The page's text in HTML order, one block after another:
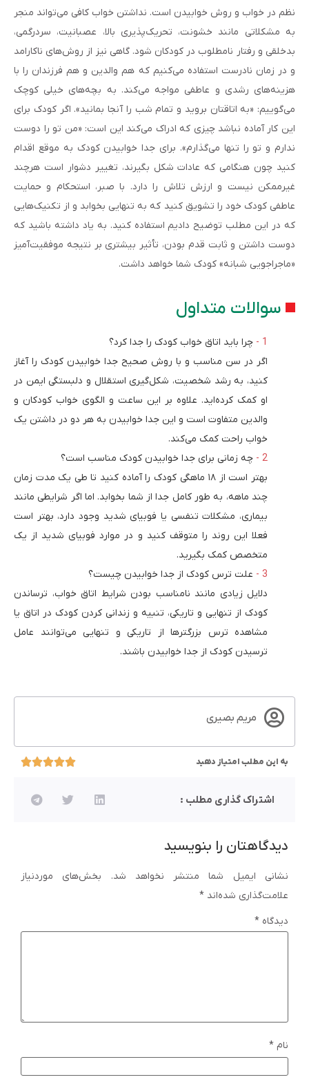
نظم در خواب و روش خوابیدن است. نداشتن خواب کافی می‌تواند منجر
به مشکلاتی مانند خشونت، تحریک‌پذیری بالا، عصبانیت، سردرگمی،
بدخلقی و رفتار نامطلوب در کودکان شود. گاهی نیز از روش‌های ناکارامد
و در زمان نادرست استفاده می‌کنیم که هم والدین و هم فرزندان را با
هزینه‌های رشدی و عاطفی مواجه می‌کند. به بچه‌های خیلی کوچک
می‌گوییم: «به اتاقتان بروید و تمام شب را آنجا بمانید». اگر کودک برای
این کار آماده نباشد چیزی که ادراک می‌کند این است: «من تو را دوست
ندارم و تو را تنها می‌گذارم». برای جدا خوابیدن کودک به موقع اقدام
کنید چون هنگامی که عادات شکل بگیرند، تغییر دشوار است هرچند
غیرممکن نیست و ارزش تلاش را دارد. با صبر، استحکام و حمایت
عاطفی کودک خود را تشویق کنید که به تنهایی بخوابد و از تکنیک‌هایی
که در این مطلب توضیح دادیم استفاده کنید. به یاد داشته باشید که
دوست داشتن و ثابت قدم بودن، تأثیر بیشتری بر نتیجه موفقیت‌آمیز
«ماجراجویی شبانه» کودک شما خواهد داشت.
سوالات متداول
چرا باید اتاق خواب کودک را جدا کرد؟
اگر در سن مناسب و با روش صحیح جدا خوابیدن کودک را آغاز
کنید، به رشد شخصیت، شکل‌گیری استقلال و دلبستگی ایمن در
او کمک کرده‌اید. علاوه بر این ساعت و الگوی خواب کودکان و
والدین متفاوت است و این جدا خوابیدن به هر دو در داشتن یک
خواب راحت کمک می‌کند.
چه زمانی برای جدا خوابیدن کودک مناسب است؟
بهتر است از ۱۸ ماهگی کودک را آماده کنید تا طی یک مدت زمان
چند ماهه، به طور کامل جدا از شما بخوابد. اما اگر شرایطی مانند
بیماری، مشکلات تنفسی یا فوبیای شدید وجود دارد، بهتر است
فعلا این روند را متوقف کنید و در موارد فوبیای شدید از یک
متخصص کمک بگیرید.
علت ترس کودک از جدا خوابیدن چیست؟
دلایل زیادی مانند نامناسب بودن شرایط اتاق خواب، ترساندن
کودک از تنهایی و تاریکی، تنبیه و زندانی کردن کودک در اتاق یا
مشاهده ترس بزرگترها از تاریکی و تنهایی می‌توانند عامل
ترسیدن کودک از جدا خوابیدن باشند.
مریم بصیری
به این مطلب امتیاز دهید
اشتراک گذاری مطلب :
دیدگاهتان را بنویسید
نشانی ایمیل شما منتشر نخواهد شد.
بخش‌های موردنیاز
علامت‌گذاری شده‌اند *
دیدگاه *
نام *